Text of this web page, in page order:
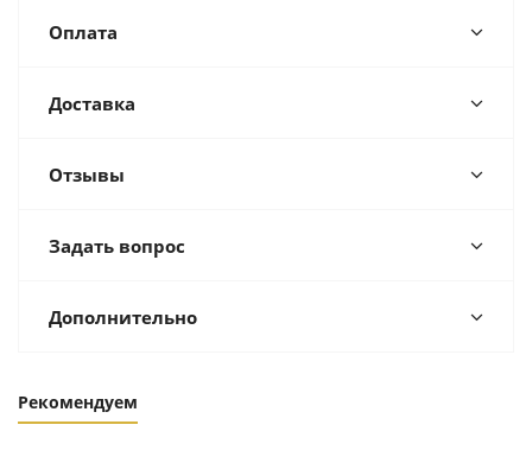
Оплата
Доставка
Отзывы
Задать вопрос
Дополнительно
Рекомендуем